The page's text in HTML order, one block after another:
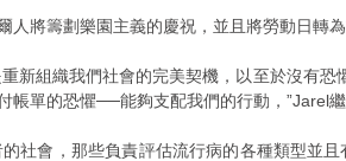
人將籌劃樂園主義的慶祝，並且將勞動日轉為
重新組織我們社會的完美契機，以至於沒有
帳單的恐懼──能夠支配我們的行動，”Jarel繼
的社會，那些負責評估流行病的各種類型並